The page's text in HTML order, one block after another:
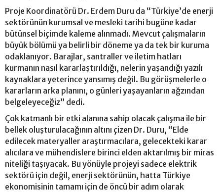
Proje Koordinatörü Dr. Erdem Duru da “Türkiye’de enerji
sektörünün kurumsal ve mesleki tarihi bugüne kadar
bütünsel biçimde kaleme alınmadı. Mevcut çalışmaların
büyük bölümü ya belirli bir döneme ya da tek bir kuruma
odaklanıyor. Barajlar, santraller ve iletim hatları
kurmanın nasıl kararlaştırıldığı, nelerin yaşandığı yazılı
kaynaklara yeterince yansımış değil. Bu görüşmelerle o
kararların arka planını, o günleri yaşayanların ağzından
belgeleyeceğiz” dedi.
Çok katmanlı bir etki alanına sahip olacak çalışma ile bir
bellek oluşturulacağının altını çizen Dr. Duru, “Elde
edilecek materyaller araştırmacılara, gelecekteki karar
alıcılara ve mühendislere birinci elden aktarılmış bir miras
niteliği taşıyacak. Bu yönüyle projeyi sadece elektrik
sektörü için değil, enerji sektörünün, hatta Türkiye
ekonomisinin tamamı için de öncü bir adım olarak